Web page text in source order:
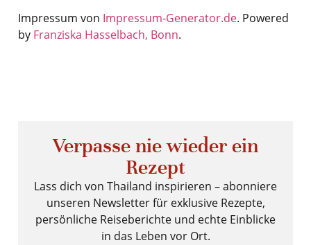
Impressum von Impressum-Generator.de. Powered
by Franziska Hasselbach, Bonn.
Verpasse nie wieder ein
Rezept
Lass dich von Thailand inspirieren – abonniere
unseren Newsletter für exklusive Rezepte,
persönliche Reiseberichte und echte Einblicke
in das Leben vor Ort.